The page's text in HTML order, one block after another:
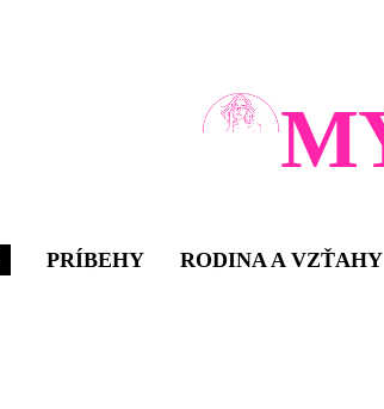
PRÍBEHY RODINA A VZŤAHY